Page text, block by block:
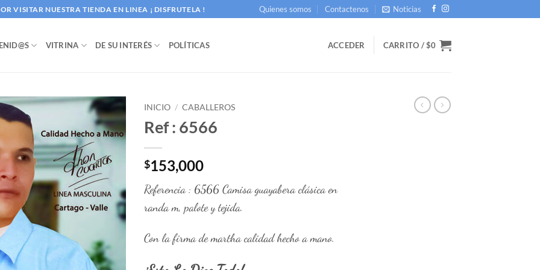
VISITAR NUESTRA TIENDA EN LINEA ¡ DISFRUTELA ! Quienes somos Contactenos Noticias
VITRINA DE SU INTERÉS POLÍTICAS ACCEDER CARRITO /$0
INICIO / CABALLEROS
Ref : 6566
$153,000
Referencia : 6566 Camisa guayabera clásica en
randa m, palote y tejida.
Con la firma de martha calidad hecho a mano.